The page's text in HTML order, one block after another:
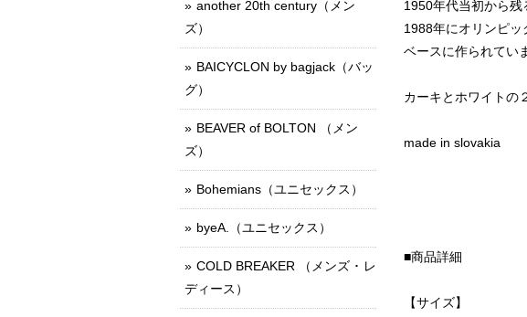
1950年代当初から残
1988年にオリンピ
ベースに作られてい
カーキとホワイトの
made in slovakia
■商品詳細
【サイズ】
another 20th century（メン
ズ）
BAICYCLON by bagjack（バッ
グ）
BEAVER of BOLTON （メン
ズ）
Bohemians（ユニセックス）
byeA.（ユニセックス）
COLD BREAKER （メンズ ･ レ
ディース）